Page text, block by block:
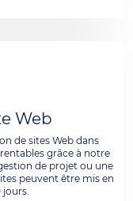
Web
de sites Web dans
grâce à notre
de projet ou une
peuvent être mis en
jours.